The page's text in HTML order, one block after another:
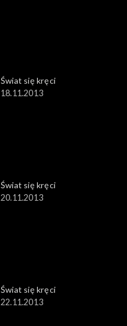
Świat się kręci
18.11.2013
Świat się kręci
20.11.2013
Świat się kręci
22.11.2013